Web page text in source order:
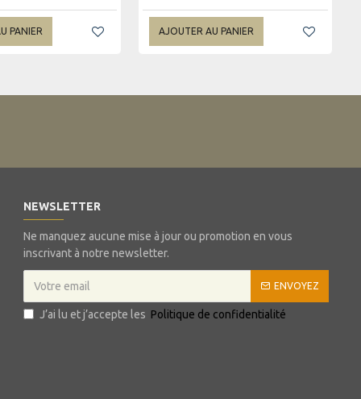
PANIER AJOUTER AU PANIER
NEWSLETTER
Ne manquez aucune mise à jour ou promotion en vous
inscrivant à notre newsletter.
ENVOYEZ
J’ai lu et j’accepte les Politique de confidentialité